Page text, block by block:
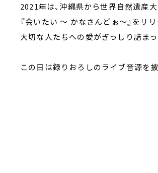
2021年は、沖縄県から世界自然遺産
『会いたい ～ かなさんどぉ～』をリ
大切な人たちへの愛がぎっしり詰ま
この日は録りおろしのライブ音源を